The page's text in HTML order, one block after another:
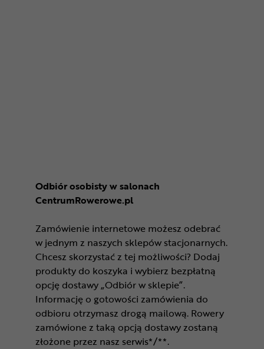
Odbiór osobisty w salonach
CentrumRowerowe.pl
Zamówienie internetowe możesz odebrać
w jednym z naszych sklepów stacjonarnych.
Chcesz skorzystać z tej możliwości? Dodaj
produkty do koszyka i wybierz bezpłatną
opcję dostawy „Odbiór w sklepie”.
Informację o gotowości zamówienia do
odbioru otrzymasz drogą mailową. Rowery
zamówione z taką opcją dostawy zostaną
złożone przez nasz serwis*/**.